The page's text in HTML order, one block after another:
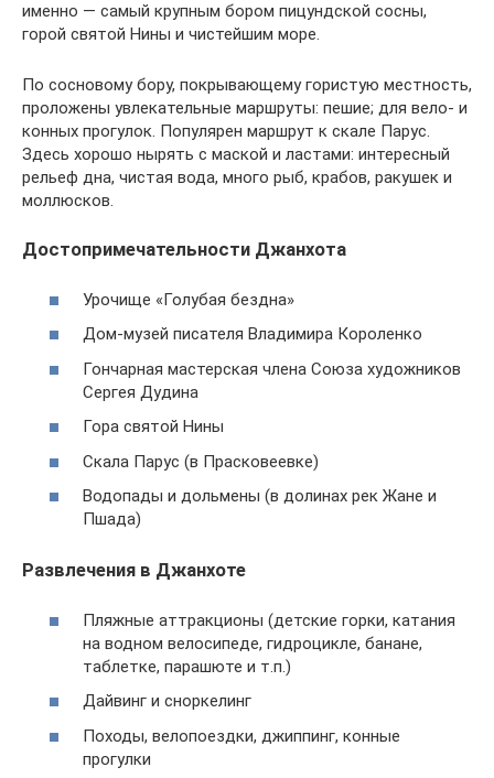
именно — самый крупным бором пицундской сосны,
горой святой Нины и чистейшим море.
По сосновому бору, покрывающему гористую местность,
проложены увлекательные маршруты: пешие; для вело- и
конных прогулок. Популярен маршрут к скале Парус.
Здесь хорошо нырять с маской и ластами: интересный
рельеф дна, чистая вода, много рыб, крабов, ракушек и
моллюсков.
Достопримечательности Джанхота
Урочище «Голубая бездна»
Дом-музей писателя Владимира Короленко
Гончарная мастерская члена Союза художников
Сергея Дудина
Гора святой Нины
Скала Парус (в Прасковеевке)
Водопады и дольмены (в долинах рек Жане и
Пшада)
Развлечения в Джанхоте
Пляжные аттракционы (детские горки, катания
на водном велосипеде, гидроцикле, банане,
таблетке, парашюте и т.п.)
Дайвинг и сноркелинг
Походы, велопоездки, джиппинг, конные
прогулки